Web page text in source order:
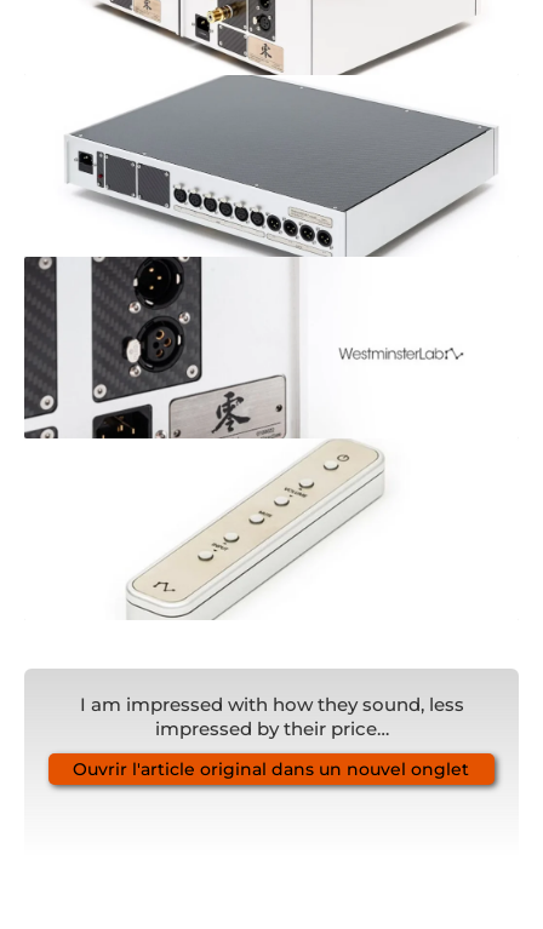
I am impressed with how they sound, less
impressed by their price…
Ouvrir l'article original dans un nouvel onglet